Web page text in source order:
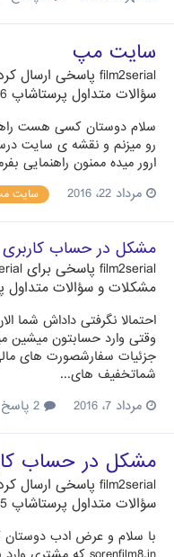
سایت مپ
film2serial پاسخی ارسال
سؤالات متداول پرستاشاپ 1.6
سلام دوستان کسی هست
رو میزنم و نقشه ی سایت
ارور میده ممنون راهنمایی
مرداد 22، 2016
سایت
مشکل در حساب کاربری
film2serial پاسخی برای
مشکلات و سؤالات متداول
احتمالا نگرفتی داداش شما
وقتی وارد حسابتون میشین
جزئیات سفارشصورت های
شماتخفیف های...
مرداد 7، 2016
مشکل در حساب
film2serial پاسخی ارسال
سؤالات متداول پرستاشاپ 1.5
با سلام و عرض ادب